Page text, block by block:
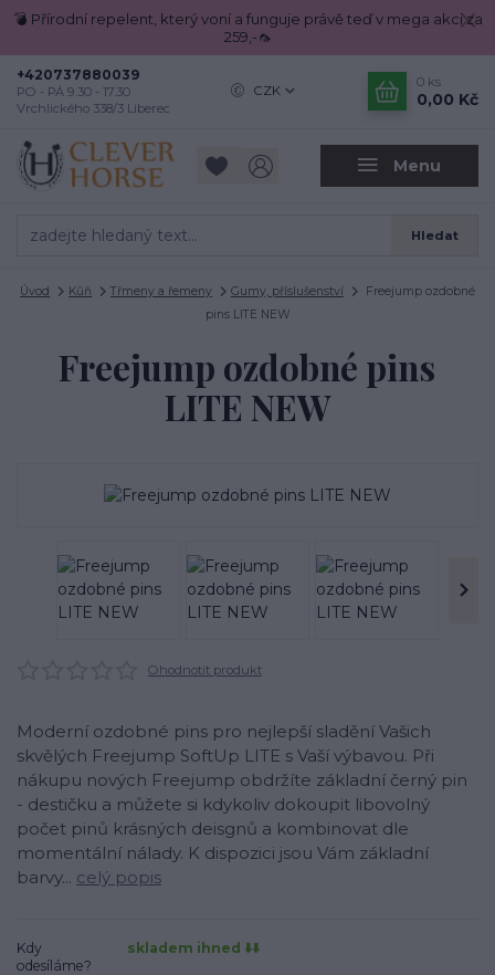
💣 Přírodní repelent, který voní a funguje právě teď v mega akci za
259,-🦟
Menu
CZK
Hledat
+420737880039
PO - PÁ 9.30 - 17.30
Vrchlického 338/3 Liberec
0 ks
0,00 Kč
Úvod Kůň Třmeny a řemeny Gumy, příslušenství
Freejump ozdobné
pins LITE NEW
Freejump ozdobné pins
LITE NEW
Ohodnotit produkt
Moderní ozdobné pins pro nejlepší sladění Vašich
skvělých Freejump SoftUp LITE s Vaší výbavou. Při
nákupu nových Freejump obdržíte základní černý pin
- destičku a můžete si kdykoliv dokoupit libovolný
počet pinů krásných deisgnů a kombinovat dle
momentální nálady. K dispozici jsou Vám základní
barvy... celý popis
Kdy
odesíláme?
skladem ihned ⬇️⬇️